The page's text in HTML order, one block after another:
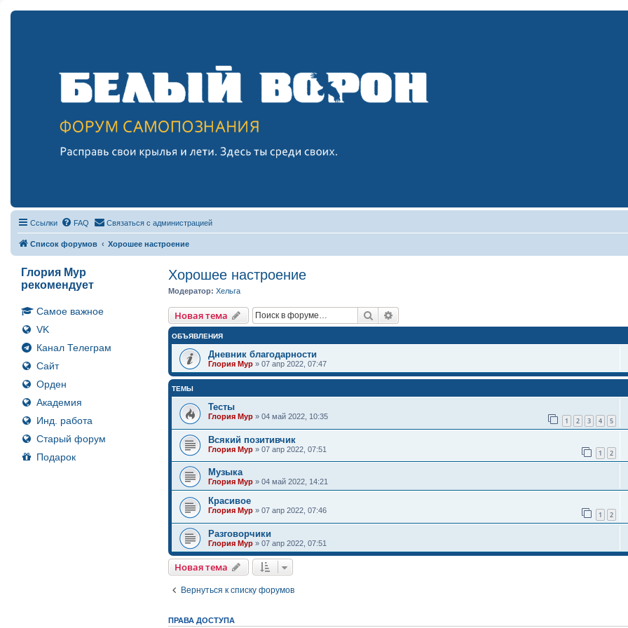
Ссылки FAQ Связаться с администрацией
Список форумов Хорошее настроение
Глория Мур
рекомендует
Самое важное
VK
Канал Телеграм
Сайт
Орден
Академия
Инд. работа
Старый форум
Подарок
Хорошее настроение
Модератор: Хельга
Новая тема Поиск
ОБЪЯВЛЕНИЯ
Дневник благодарности
Глория Мур »07 апр 2022, 07:47
ТЕМЫ
Тесты
Глория Мур »04 май 2022, 10:35 1 2 3 4 5
Всякий позитивчик
Глория Мур »07 апр 2022, 07:51 1 2
Музыка
Глория Мур »04 май 2022, 14:21
Красивое
Глория Мур »07 апр 2022, 07:46 1 2
Разговорчики
Глория Мур »07 апр 2022, 07:51
Новая тема
Вернуться к списку форумов
ПРАВА ДОСТУПА